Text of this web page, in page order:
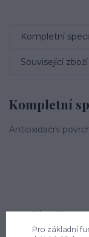
Kompletní
Související zboží
Kompletní
Antioxidační
Zboží
Pro základní